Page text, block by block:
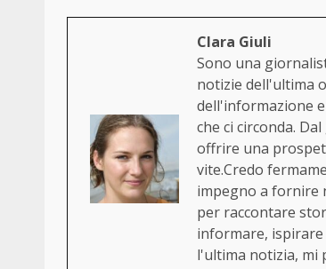
Clara Giuli
Sono una
notizie dell'ultima
dell'informazione
che ci circonda.
offrire una
vite.Credo
impegno a fornire
per raccontare
informare,
l'ultima notizia, mi